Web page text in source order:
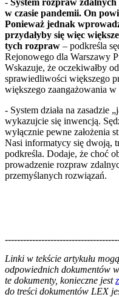
w czasie pandemii. On
Ponieważ jednak
przydałyby się więc
tych rozpraw – podkreśla
Rejonowego dla Warszawy
Wskazuje, że oczekiwałby
sprawiedliwości większego
większego zaangażowania
- System działa na zasadzie
wykazujcie się inwencją.
wyłącznie pewne założenia
Nasi informatycy się dwoją,
podkreśla. Dodaje, że choć
prowadzenie rozpraw
przemyślanych rozwiązań.
Linki w tekście artykułu
odpowiednich dokumentów w
te dokumenty, konieczne jest
do treści dokumentów LEX